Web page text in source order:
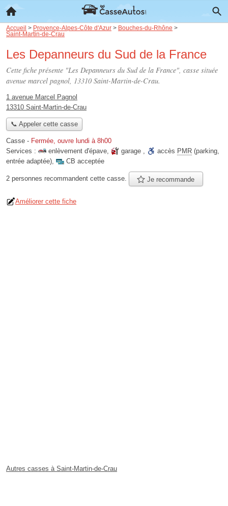
Accueil > Provence-Alpes-Côte d'Azur > Bouches-du-Rhône >
Saint-Martin-de-Crau
Les Depanneurs du Sud de la France
Cette fiche présente "Les Depanneurs du Sud de la France", casse située
avenue marcel pagnol, 13310 Saint-Martin-de-Crau.
1 avenue Marcel Pagnol
13310 Saint-Martin-de-Crau
📞 Appeler cette casse
Casse - Fermée, ouvre lundi à 8h00
Services :
enlèvement d'épave, garage , accès PMR (parking,
entrée adaptée), CB acceptée
2 personnes recommandent cette casse. Je recommande
Améliorer cette fiche
Autres casses à Saint-Martin-de-Crau